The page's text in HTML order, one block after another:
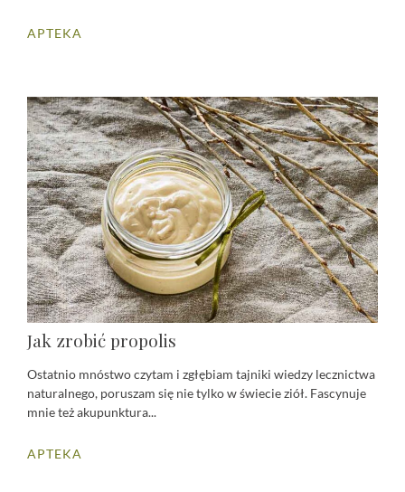
APTEKA
Jak zrobić propolis
Ostatnio mnóstwo czytam i zgłębiam tajniki wiedzy lecznictwa
naturalnego, poruszam się nie tylko w świecie ziół. Fascynuje
mnie też akupunktura...
APTEKA